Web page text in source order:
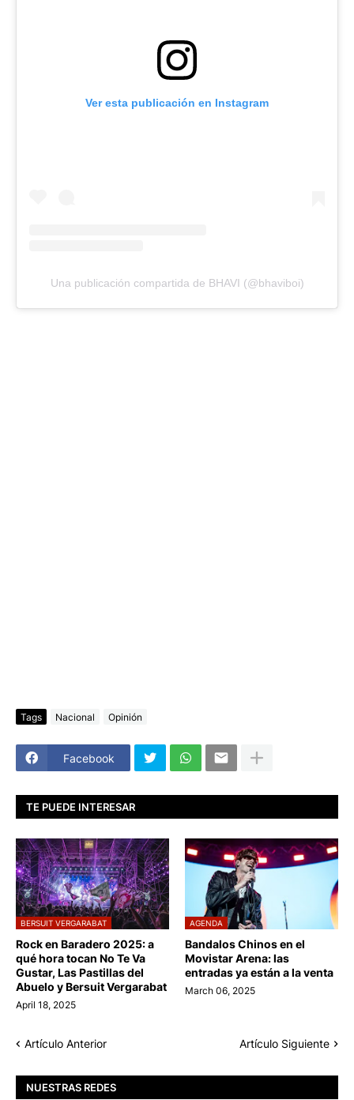
Ver esta publicación en Instagram
Una publicación compartida de BHAVI (@bhaviboi)
Tags Nacional Opinión
Facebook
TE PUEDE INTERESAR
BERSUIT VERGARABAT
Rock en Baradero 2025: a
qué hora tocan No Te Va
Gustar, Las Pastillas del
Abuelo y Bersuit Vergarabat
April 18, 2025
AGENDA
Bandalos Chinos en el
Movistar Arena: las
entradas ya están a la venta
March 06, 2025
Artículo Anterior Artículo Siguiente
NUESTRAS REDES